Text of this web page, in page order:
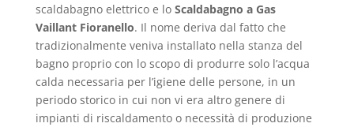
scaldabagno elettrico e lo Scaldabagno a Gas
Vaillant Fioranello. Il nome deriva dal fatto che
tradizionalmente veniva installato nella stanza del
bagno proprio con lo scopo di produrre solo l’acqua
calda necessaria per l’igiene delle persone, in un
periodo storico in cui non vi era altro genere di
impianti di riscaldamento o necessità di produzione